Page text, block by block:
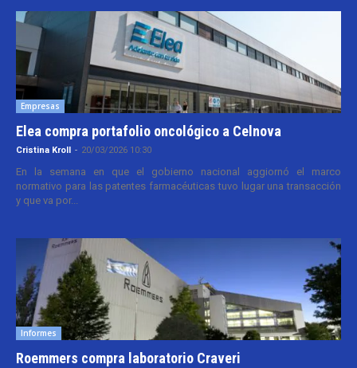
Empresas
Elea compra portafolio oncológico a Celnova
Cristina Kroll - 20/03/2026 10:30
En la semana en que el gobierno nacional aggiornó el marco
normativo para las patentes farmacéuticas tuvo lugar una transacción
y que va por...
Informes
Roemmers compra laboratorio Craveri